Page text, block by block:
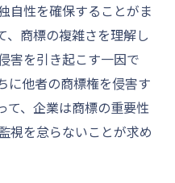
す直接的な影響
ための対策とは
的な対応策
に与える損害
保護アプローチ
自性を確保することがま
、商標の複雑さを理解し
害を引き起こす一因で
に他者の商標権を侵害す
て、企業は商標の重要性
視を怠らないことが求め